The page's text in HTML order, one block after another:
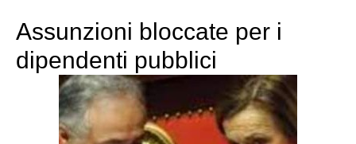
Assunzioni bloccate per i
dipendenti pubblici